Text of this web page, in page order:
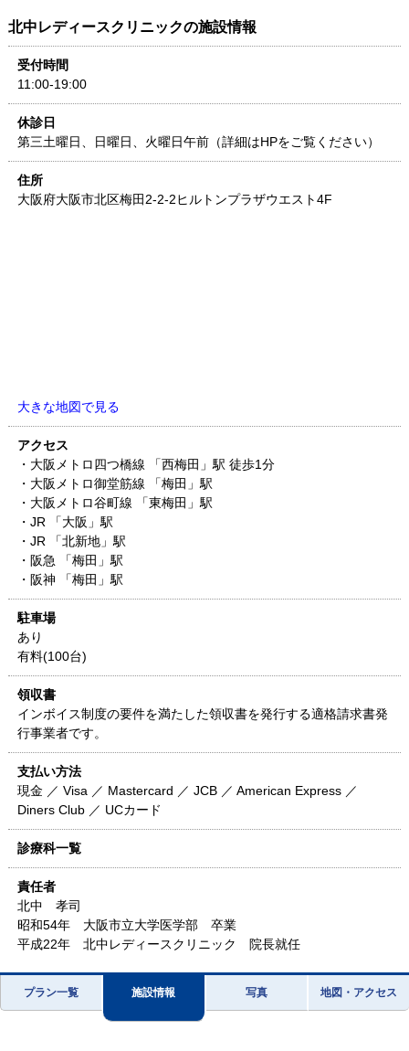
北中レディースクリニックの施設情報
受付時間
11:00-19:00
休診日
第三土曜日、日曜日、火曜日午前（詳細はHPをご覧ください）
住所
大阪府大阪市北区梅田2-2-2ヒルトンプラザウエスト4F
大きな地図で見る
アクセス
・大阪メトロ四つ橋線 「西梅田」駅 徒歩1分
・大阪メトロ御堂筋線 「梅田」駅
・大阪メトロ谷町線 「東梅田」駅
・JR 「大阪」駅
・JR 「北新地」駅
・阪急 「梅田」駅
・阪神 「梅田」駅
駐車場
あり
有料(100台)
領収書
インボイス制度の要件を満たした領収書を発行する適格請求書発
行事業者です。
支払い方法
現金 ／ Visa ／ Mastercard ／ JCB ／ American Express ／
Diners Club ／ UCカード
診療科一覧
責任者
北中 孝司
昭和54年 大阪市立大学医学部 卒業
平成22年 北中レディースクリニック 院長就任
プラン一覧 施設情報 写真 地図・アクセス